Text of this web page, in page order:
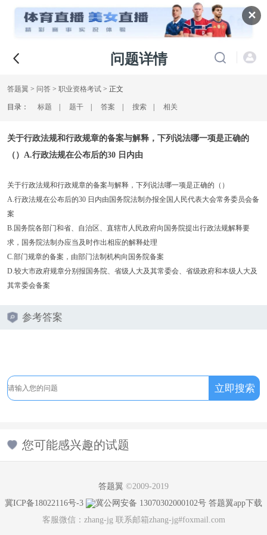
✕
问题详情
答题翼> 问答 > 职业资格考试> 正文
目录： 标题 | 题干 | 答案 | 搜索 | 相关
关于行政法规和行政规章的备案与解释，下列说法哪一项是正确的
（）A.行政法规在公布后的30 日内由
关于行政法规和行政规章的备案与解释，下列说法哪一项是正确的（）
A.行政法规在公布后的30 日内由国务院法制办报全国人民代表大会常务委员会备
案
B.国务院各部门和省、自治区、直辖市人民政府向国务院提出行政法规解释要
求，国务院法制办应当及时作出相应的解释处理
C.部门规章的备案，由部门法制机构向国务院备案
D.较大市政府规章分别报国务院、省级人大及其常委会、省级政府和本级人大及
其常委会备案
参考答案
您可能感兴趣的试题
答题翼 ©2009-2019
冀ICP备18022116号-3
冀公网安备 13070302000102号 答题翼app下载
客服微信：zhang-jg 联系邮箱zhang-jg#foxmail.com